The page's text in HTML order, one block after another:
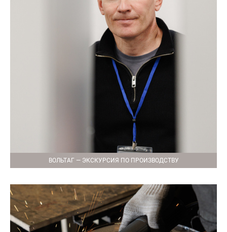
ВОЛЬТАГ — ЭКСКУРСИЯ ПО ПРОИЗВОДСТВУ